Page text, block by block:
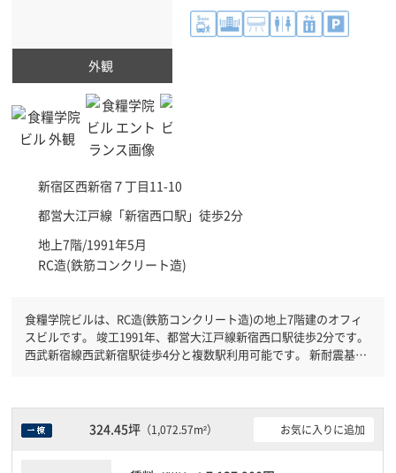
外観
新宿区西新宿７丁目11-10
都営大江戸線「新宿西口駅 」徒歩2分
地上7階/1991年5月
RC造(鉄筋コンクリート造)
食糧学院ビルは、RC造(鉄筋コンクリート造)の地上7階建のオフィ
スビルです。 竣工1991年、都営大江戸線新宿西口駅徒歩2分です。
西武新宿線西武新宿駅徒歩4分と複数駅利用可能です。 新耐震基準
324.45坪（1,072.57m²） お気に入りに追加